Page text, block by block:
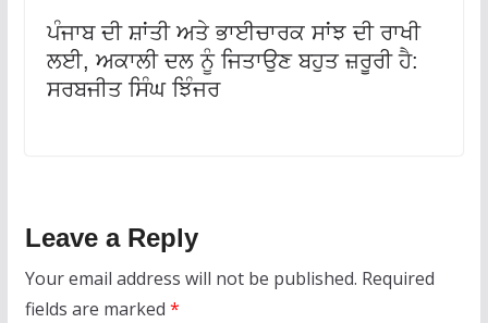
ਪੰਜਾਬ ਦੀ ਸ਼ਾਂਤੀ ਅਤੇ ਭਾਈਚਾਰਕ ਸਾਂਝ ਦੀ ਰਾਖੀ
ਲਈ, ਅਕਾਲੀ ਦਲ ਨੂੰ ਜਿਤਾਉਣ ਬਹੁਤ ਜ਼ਰੂਰੀ ਹੈ:
ਸਰਬਜੀਤ ਸਿੰਘ ਝਿੰਜਰ
Leave a Reply
Your email address will not be published. Required
fields are marked *